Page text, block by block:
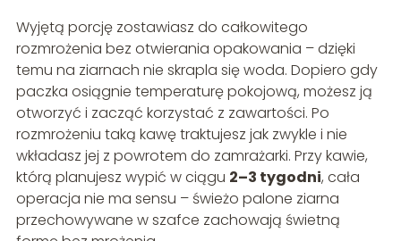
Wyjętą porcję zostawiasz do całkowitego
rozmrożenia bez otwierania opakowania – dzięki
temu na ziarnach nie skrapla się woda. Dopiero gdy
paczka osiągnie temperaturę pokojową, możesz ją
otworzyć i zacząć korzystać z zawartości. Po
rozmrożeniu taką kawę traktujesz jak zwykle i nie
wkładasz jej z powrotem do zamrażarki. Przy kawie,
którą planujesz wypić w ciągu 2–3 tygodni, cała
operacja nie ma sensu – świeżo palone ziarna
przechowywane w szafce zachowają świetną